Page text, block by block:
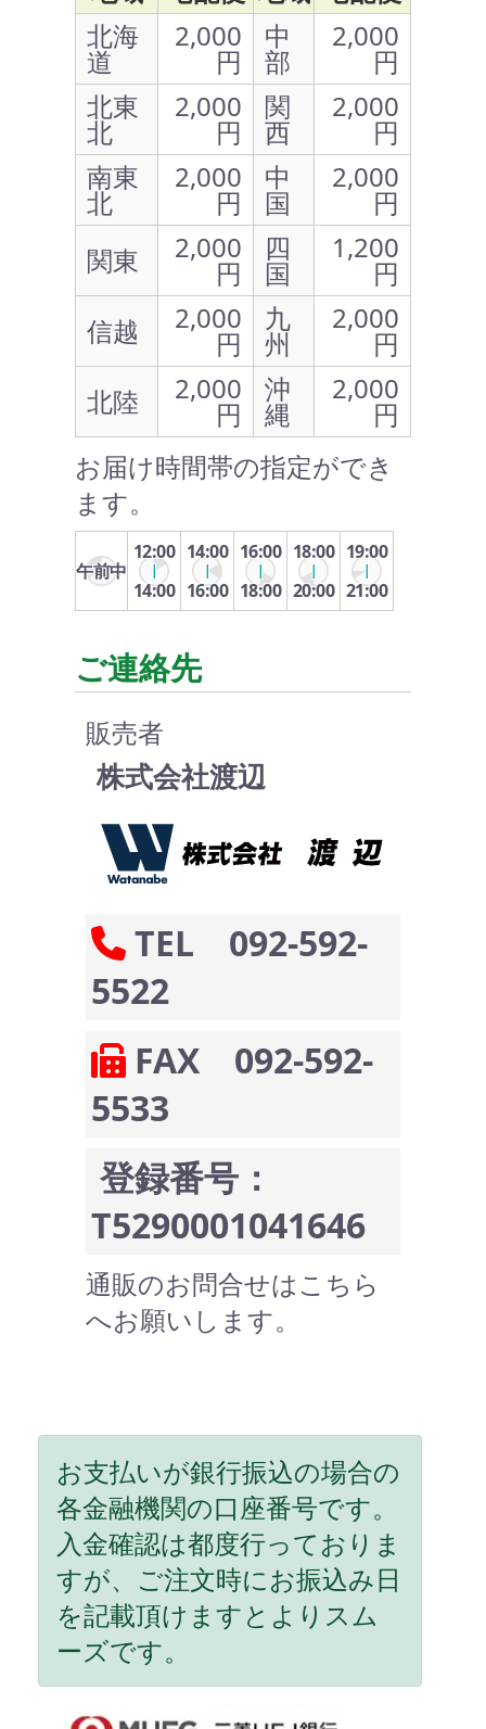
北海
道
2,000
円
中
部
2,000
円
北東
北
2,000
円
関
西
2,000
円
南東
北
2,000
円
中
国
2,000
円
関東
2,000
円
四
国
1,200
円
信越
2,000
円
九
州
2,000
円
北陸
2,000
円
沖
縄
2,000
円
お届け時間帯の指定ができ
ます。
午前中
12:00
14:00
14:00
16:00
16:00
18:00
18:00
20:00
19:00
21:00
ご連絡先
販売者
株式会社渡辺
TEL 092-592-
5522
FAX 092-592-
5533
登録番号：
T5290001041646
通販のお問合せはこちら
へお願いします。
お支払いが銀行振込の場合の
各金融機関の口座番号です。
入金確認は都度行っておりま
すが、ご注文時にお振込み日
を記載頂けますとよりスム
ーズです。